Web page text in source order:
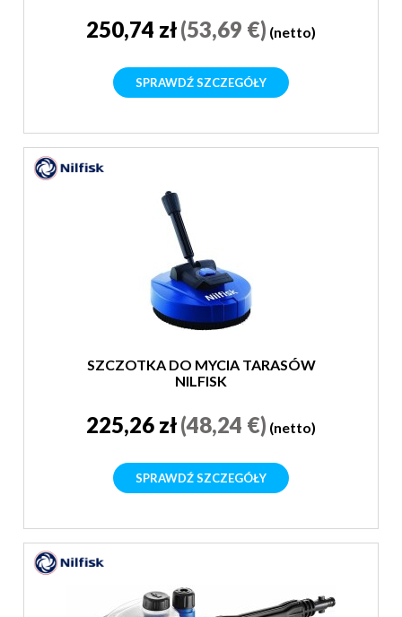
250,74 zł(53,69 €) (netto)
SPRAWDŹ SZCZEGÓŁY
SZCZOTKA DO MYCIA TARASÓW
NILFISK
225,26 zł(48,24 €) (netto)
SPRAWDŹ SZCZEGÓŁY